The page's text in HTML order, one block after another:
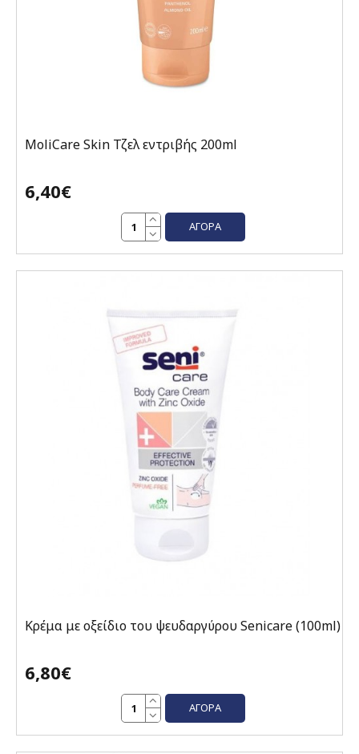
MoliCare Skin Τζελ εντριβής 200ml
6,40€
ΑΓΟΡΆ
Κρέμα με οξείδιο του ψευδαργύρου Senicare (100ml)
6,80€
ΑΓΟΡΆ